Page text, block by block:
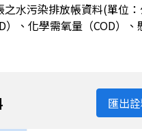
之⽔污染排放帳資料(單位
）、化學需氧量（COD）、
匯出